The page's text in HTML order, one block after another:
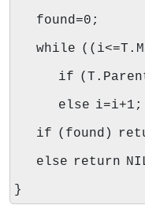
found=0;
while
if
else i=i+1;
if (found)
else return
}